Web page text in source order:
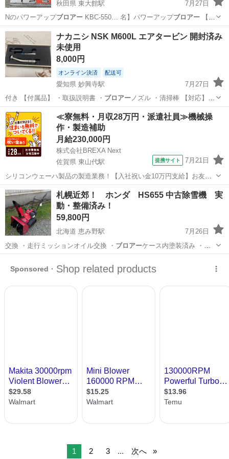
秋田県 東大館駅
7月27日
NのパワーアップブロアーKBC-550… 名】パワーアップブロアー【型
番】KBC…
秋田 大館市
ナカニシ NSK M600L エアタービン 開封済み
未使用
8,000円
オンライン決済 配送可
愛知県 妙興寺駅
7月27日
付き 【付属品】 ・取扱説明書 ・ ブロアーノズル ・清掃棒 【対応】
・NS…
愛知 一宮市 妙興寺駅 その他
≪寮無料・月収28万円・派遣社員≫機械操
作・製造補助
月給230,000円
株式会社BREXA Next
佐賀県 東山代駅
提携サイト 7月21日
シリコンウェーハ製品の製造業務！【入社祝い金10万円支給】お友達
やカップルとの応募OK◎年間休日129日＆休出なしでプライベート充
実♪業務はクリーンルームで快適作業◎自社正社員登用制度あり★1食
300円～の格安食堂あり！《佐...
佐賀 伊万里市 東山代駅 その他
札幌近郊！ ホンダ HS655 中古除雪機 実
動・整備済み！
59,800円
北海道 恵み野駅
7月26日
交換 ・走行ミッションオイル交換 ・ ブロアーケース内塗装済み ・各
部グリスup、…
1 2 3 ... 次へ